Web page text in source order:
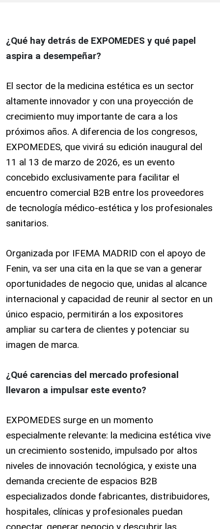
¿Qué hay detrás de EXPOMEDES y qué papel
aspira a desempeñar?
El sector de la medicina estética es un sector
altamente innovador y con una proyección de
crecimiento muy importante de cara a los
próximos años. A diferencia de los congresos,
EXPOMEDES, que vivirá su edición inaugural del
11 al 13 de marzo de 2026, es un evento
concebido exclusivamente para facilitar el
encuentro comercial B2B entre los proveedores
de tecnología médico-estética y los profesionales
sanitarios.
Organizada por IFEMA MADRID con el apoyo de
Fenin, va ser una cita en la que se van a generar
oportunidades de negocio que, unidas al alcance
internacional y capacidad de reunir al sector en un
único espacio, permitirán a los expositores
ampliar su cartera de clientes y potenciar su
imagen de marca.
¿Qué carencias del mercado profesional
llevaron a impulsar este evento?
EXPOMEDES surge en un momento
especialmente relevante: la medicina estética vive
un crecimiento sostenido, impulsado por altos
niveles de innovación tecnológica, y existe una
demanda creciente de espacios B2B
especializados donde fabricantes, distribuidores,
hospitales, clínicas y profesionales puedan